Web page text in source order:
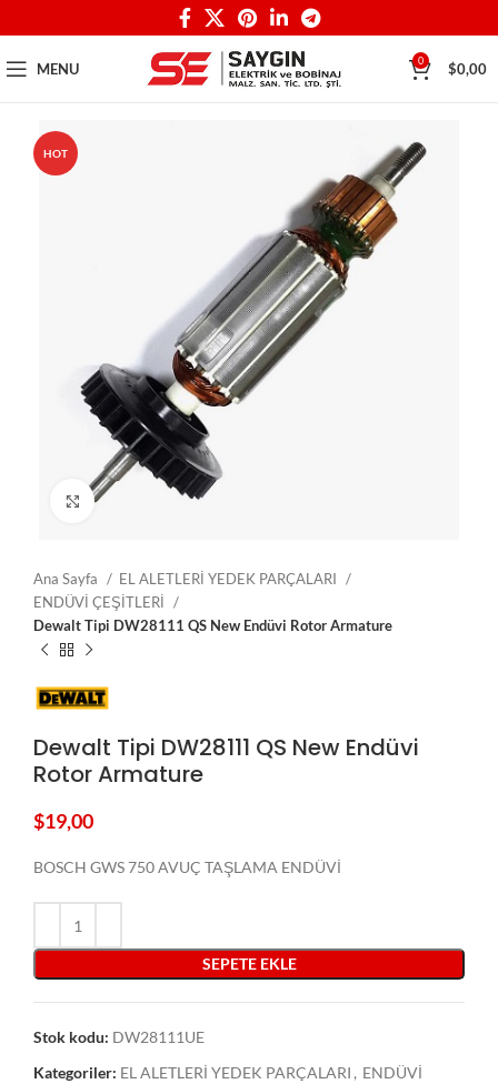
MENU 0 $0,00
HOT
Click to enlarge
Ana Sayfa
EL ALETLERİ YEDEK PARÇALARI
ENDÜVİ ÇEŞİTLERİ
Dewalt Tipi DW28111 QS New Endüvi Rotor Armature
Dewalt Tipi DW28111 QS New Endüvi
Rotor Armature
$19,00
BOSCH GWS 750 AVUÇ TAŞLAMA ENDÜVİ
SEPETE EKLE
Stok kodu: DW28111UE
Kategoriler: EL ALETLERİ YEDEK PARÇALARI , ENDÜVİ